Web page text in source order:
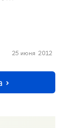
25 июня 2012